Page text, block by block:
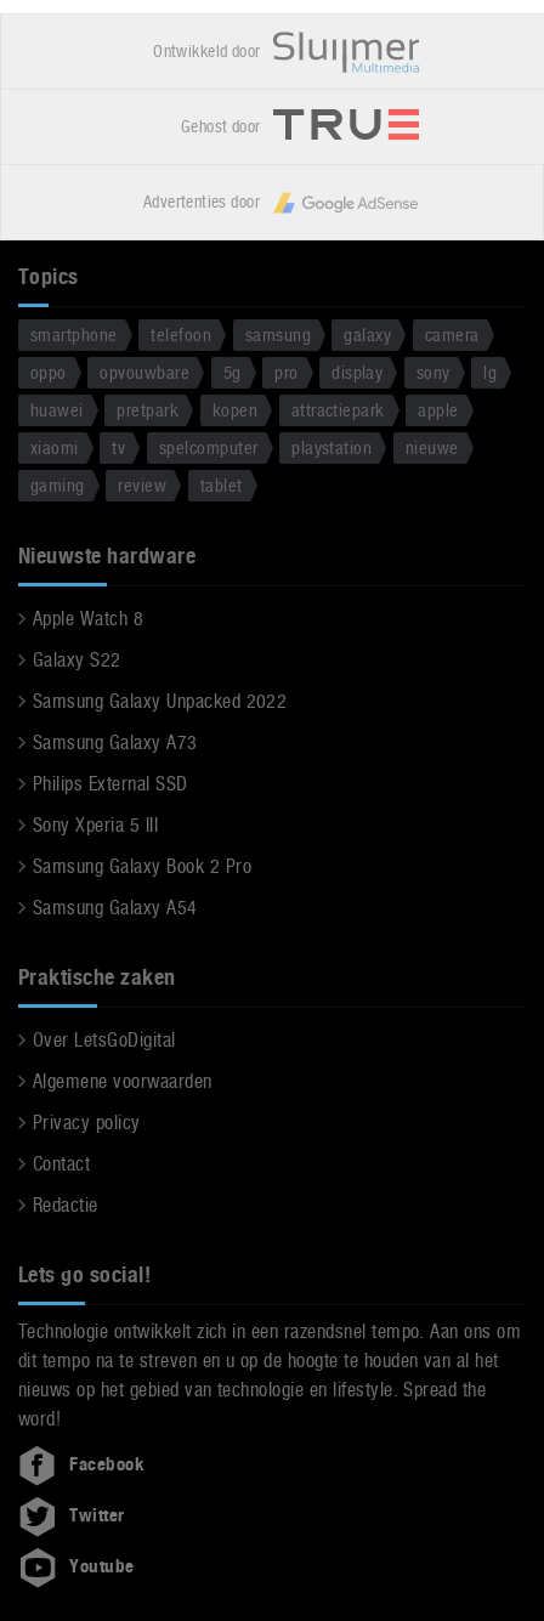
Ontwikkeld door
Gehost door
Advertenties door
Topics
smartphone telefoon samsung galaxy
camera
oppo
opvouwbare 5g pro display sony
lg
huawei
pretpark kopen attractiepark
apple
xiaomi
tv spelcomputer playstation
nieuwe
gaming
review tablet
Nieuwste hardware
Apple Watch 8
Galaxy S22
Samsung Galaxy Unpacked 2022
Samsung Galaxy A73
Philips External SSD
Sony Xperia 5 III
Samsung Galaxy Book 2 Pro
Samsung Galaxy A54
Praktische zaken
Over LetsGoDigital
Algemene voorwaarden
Privacy policy
Contact
Redactie
Lets go social!
Technologie ontwikkelt zich in een razendsnel tempo. Aan ons om
dit tempo na te streven en u op de hoogte te houden van al het
nieuws op het gebied van technologie en lifestyle. Spread the
word!
Facebook
Twitter
Youtube